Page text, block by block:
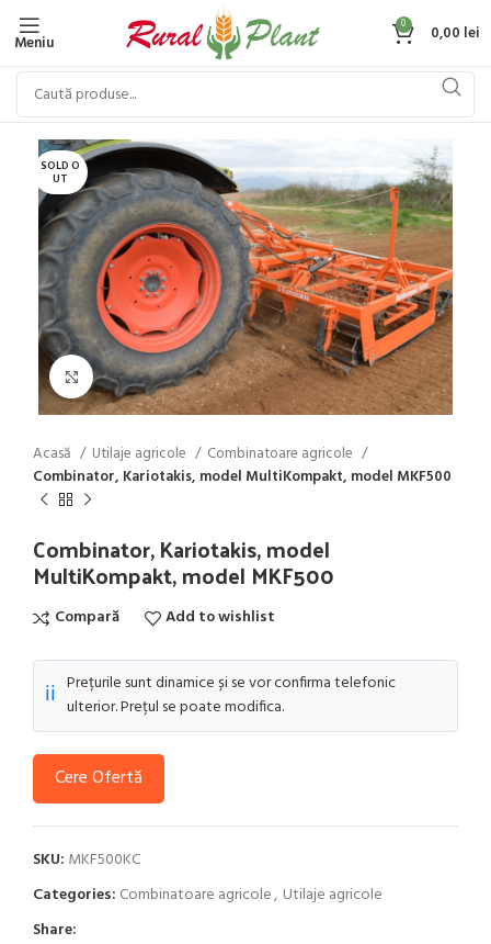
Meniu
0 0,00 lei
SOLD O
UT
Click to enlarge
Acasă Utilaje agricole
Combinatoare agricole
Combinator, Kariotakis, model MultiKompakt, model MKF500
Combinator, Kariotakis, model
MultiKompakt, model MKF500
Compară Add to wishlist
ℹ️ Prețurile sunt dinamice și se vor confirma telefonic
ulterior. Prețul se poate modifica.
Cere Ofertă
SKU: MKF500KC
Categories: Combinatoare agricole, Utilaje agricole
Share: